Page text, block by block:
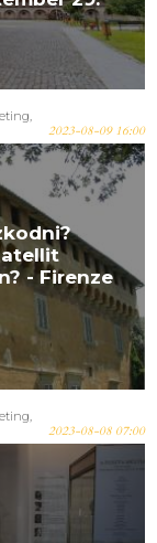
,
2023-08-09 16:00
- Firenze
,
2023-08-08 07:00